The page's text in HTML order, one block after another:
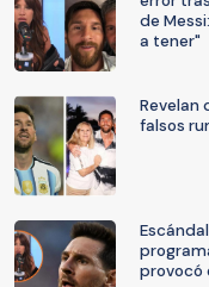
de
a tener"
Revelan
falsos
provocó